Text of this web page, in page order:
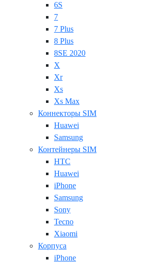
6S
7
7 Plus
8 Plus
8SE 2020
X
Xr
Xs
Xs Max
Коннекторы SIM
Huawei
Samsung
Контейнеры SIM
HTC
Huawei
iPhone
Samsung
Sony
Tecno
Xiaomi
Корпуса
iPhone